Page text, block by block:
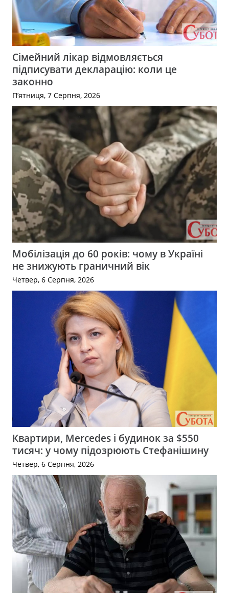
Сімейний лікар відмовляється
підписувати декларацію: коли це
законно
П’ятниця, 7 Серпня, 2026
Мобілізація до 60 років: чому в Україні
не знижують граничний вік
Четвер, 6 Серпня, 2026
Квартири, Mercedes і будинок за $550
тисяч: у чому підозрюють Стефанішину
Четвер, 6 Серпня, 2026